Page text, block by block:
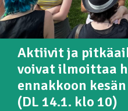
Aktiivit ja
voivat ilmoittaa
ennakkoon
(DL 14.1. klo 10)